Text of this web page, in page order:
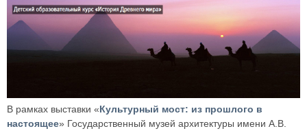
В рамках выставки «Культурный мост: из прошлого в
настоящее» Государственный музей архитектуры имени А.В.